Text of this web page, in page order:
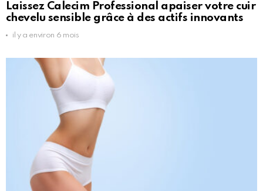
Laissez Calecim Professional apaiser votre cuir
chevelu sensible grâce à des actifs innovants
il y a environ 6 mois